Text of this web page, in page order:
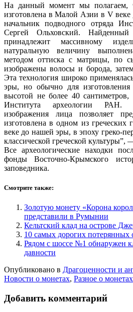
На данный момент мы полагаем,
изготовлена в Малой Азии в V
начальник подводного отряда
Сергей Ольховский. Найденный
принадлежит массивному
натуральную величину
методом оттиска с матрицы, по
изображены волосы и борода,
Эта технология широко
эры, но обычно для изготовления
высотой не более 40 сантиметров,
Института археологии РАН.
изображения лица позволяет
изготовлена в одном из
веке до нашей эры, в эпоху греко-
классической греческой
Все археологические находки
фонды Восточно-Крымского
заповедника.
Смотрите также:
Золотую монету «Корона
представили в Румынии
Кельтский клад на острове
10 самых дорогих потерянных
Рядом с шоссе №1 обнаружен
давности
Опубликовано в Драгоценности и
Новости о монетах, Разное о монетах
Добавить комментарий